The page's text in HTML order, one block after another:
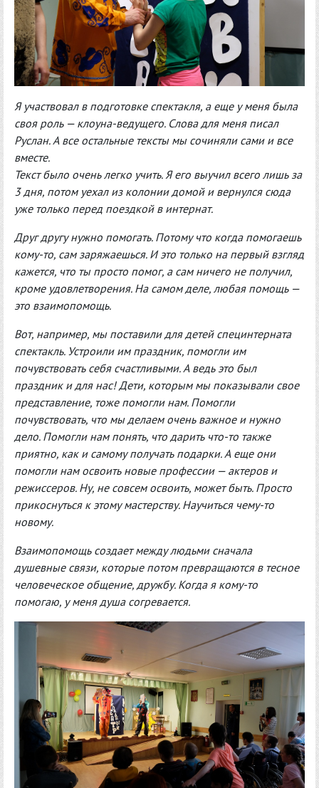
Я участвовал в подготовке спектакля, а еще у меня была
своя роль — клоуна-ведущего. Слова для меня писал
Руслан. А все остальные тексты мы сочиняли сами и все
вместе.
Текст было очень легко учить. Я его выучил всего лишь за
3 дня, потом уехал из колонии домой и вернулся сюда
уже только перед поездкой в интернат.
Друг другу нужно помогать. Потому что когда помогаешь
кому-то, сам заряжаешься. И это только на первый взгляд
кажется, что ты просто помог, а сам ничего не получил,
кроме удовлетворения. На самом деле, любая помощь —
это взаимопомощь.
Вот, например, мы поставили для детей специнтерната
спектакль. Устроили им праздник, помогли им
почувствовать себя счастливыми. А ведь это был
праздник и для нас! Дети, которым мы показывали свое
представление, тоже помогли нам. Помогли
почувствовать, что мы делаем очень важное и нужно
дело. Помогли нам понять, что дарить что-то также
приятно, как и самому получать подарки. А еще они
помогли нам освоить новые профессии — актеров и
режиссеров. Ну, не совсем освоить, может быть. Просто
прикоснуться к этому мастерству. Научиться чему-то
новому.
Взаимопомощь создает между людьми сначала
душевные связи, которые потом превращаются в тесное
человеческое общение, дружбу. Когда я кому-то
помогаю, у меня душа согревается.